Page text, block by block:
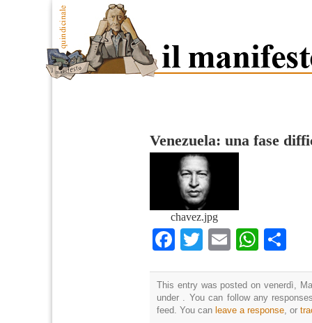
Venezuela: una fase
chavez.jpg
Facebook
TwitterEmail
This entry was posted on venerdì,
under . You can follow any
feed. You can leave a response , or